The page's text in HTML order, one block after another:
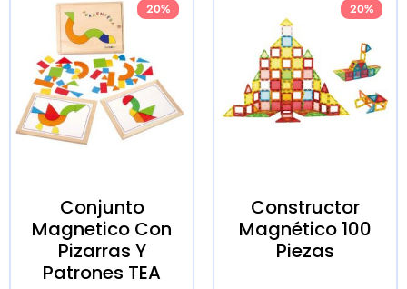
20%
Conjunto
Magnetico Con
Pizarras Y
Patrones TEA
20%
Constructor
Magnético 100
Piezas